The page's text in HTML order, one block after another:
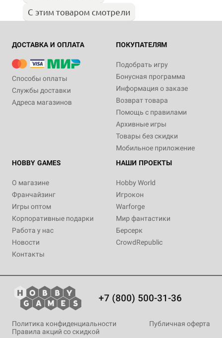
С этим товаром смотрели
ДОСТАВКА И ОПЛАТА
Способы оплаты
Службы доставки
Адреса магазинов
ПОКУПАТЕЛЯМ
Подобрать игру
Бонусная программа
Информация о заказе
Возврат товара
Помощь с правилами
Архивные игры
Товары без скидки
Мобильное приложение
HOBBY GAMES
О магазине
Франчайзинг
Игры оптом
Корпоративные подарки
Работа у нас
Новости
Контакты
НАШИ ПРОЕКТЫ
Hobby World
Игрокон
Warforge
Мир фантастики
Берсерк
CrowdRepublic
+7 (800) 500-31-36
Политика конфиденциальности
Публичная оферта
Правила акций со скидкой